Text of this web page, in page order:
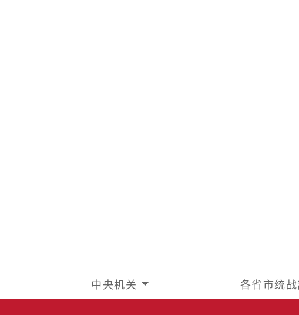
中央机关 各省市统战